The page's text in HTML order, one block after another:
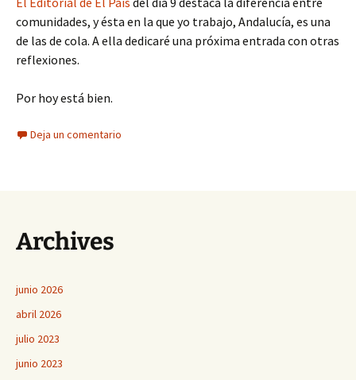
comunidades, y ésta en la que yo trabajo, Andalucía, es una
de las de cola. A ella dedicaré una próxima entrada con otras
reflexiones.
Por hoy está bien.
Deja un comentario
Archives
junio 2026
abril 2026
julio 2023
junio 2023